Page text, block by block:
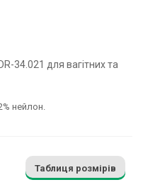
34.021 для вагітних та
нейлон.
Таблиця розмірів